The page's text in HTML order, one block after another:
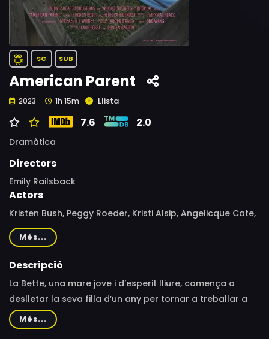
SC SUB
American Parent
2023 1h 15m Llista
7.6 2.0
Dramàtica
Directors
Emily Railsback
Actors
Kristen Bush, Peggy Roeder, Kristi Alsip, Angelicque Cate,
Liz Sharpe, Brett Walkow, Danny Dwaine Wells II, Kolsea
Moore, Rebecca Ridenour
Més...
Descripció
La Bette, una mare jove i d’esperit lliure, comença a
deslletar la seva filla d’un any per tornar a treballar a
un teatre de Chicago a mesura que s’aixequen les
restriccions per la pandèmia; mentrestant, la seva dona,
Més...